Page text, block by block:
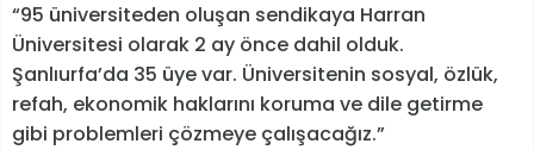
“95 üniversiteden oluşan sendikaya Harran
Üniversitesi olarak 2 ay önce dahil olduk.
Şanlıurfa’da 35 üye var. Üniversitenin sosyal, özlük,
refah, ekonomik haklarını koruma ve dile getirme
gibi problemleri çözmeye çalışacağız.”